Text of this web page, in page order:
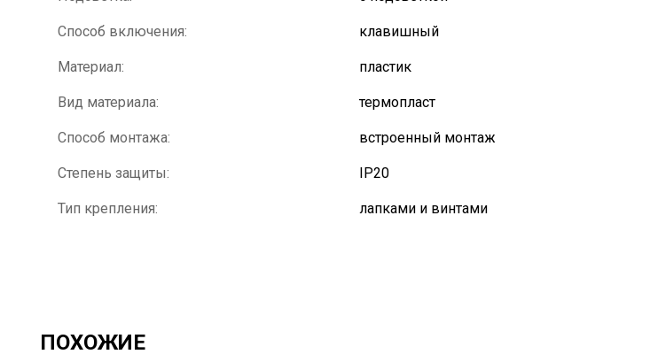
Способ включения: клавишный
Материал: пластик
Вид материала: термопласт
Способ монтажа: встроенный монтаж
Степень защиты: IP20
Тип крепления: лапками и винтами
ПОХОЖИЕ